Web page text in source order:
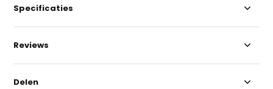
Specificaties
Reviews
Delen